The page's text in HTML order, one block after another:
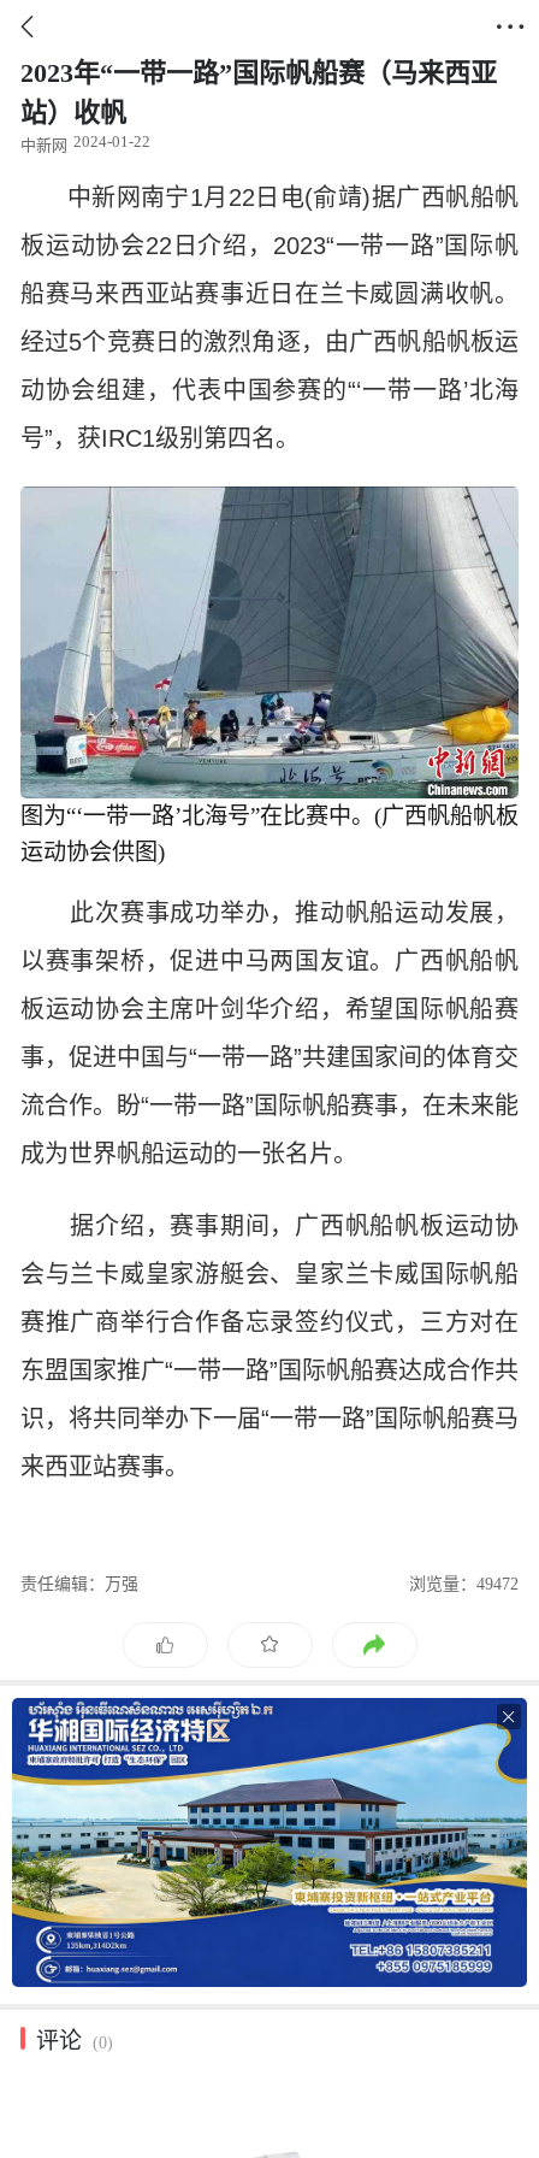
 
2023年“一带一路”国际帆船赛（马来西亚
站）收帆
中新网 2024-01-22
中新网南宁1月22日电(俞靖)据广西帆船帆
板运动协会22日介绍，2023“一带一路”国际帆
船赛马来西亚站赛事近日在兰卡威圆满收帆。
经过5个竞赛日的激烈角逐，由广西帆船帆板运
动协会组建，代表中国参赛的“‘一带一路’北海
号”，获IRC1级别第四名。
图为“‘一带一路’北海号”在比赛中。(广西帆船帆板
运动协会供图)
此次赛事成功举办，推动帆船运动发展，
以赛事架桥，促进中马两国友谊。广西帆船帆
板运动协会主席叶剑华介绍，希望国际帆船赛
事，促进中国与“一带一路”共建国家间的体育交
流合作。盼“一带一路”国际帆船赛事，在未来能
成为世界帆船运动的一张名片。
据介绍，赛事期间，广西帆船帆板运动协
会与兰卡威皇家游艇会、皇家兰卡威国际帆船
赛推广商举行合作备忘录签约仪式，三方对在
东盟国家推广“一带一路”国际帆船赛达成合作共
识，将共同举办下一届“一带一路”国际帆船赛马
来西亚站赛事。
责任编辑：万强 浏览量：49472

评论 (0)